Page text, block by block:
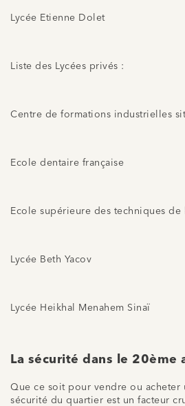
Lycée Etienne Dolet
Liste des Lycées privés :
Centre de formations industrielles
Ecole dentaire française
Ecole supérieure des techniques
Lycée Beth Yacov
Lycée Heikhal Menahem Sinaï
La sécurité dans le 20ème
Que ce soit pour vendre ou
sécurité du quartier est un facteur